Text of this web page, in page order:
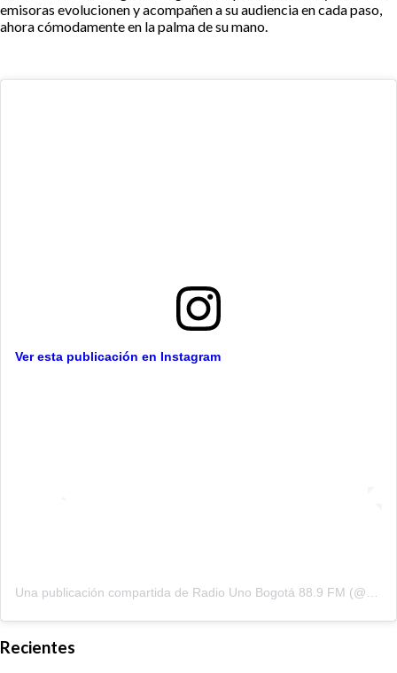
emisoras evolucionen y acompañen a su audiencia en cada paso,
ahora cómodamente en la palma de su mano.
Ver esta publicación en Instagram
Recientes